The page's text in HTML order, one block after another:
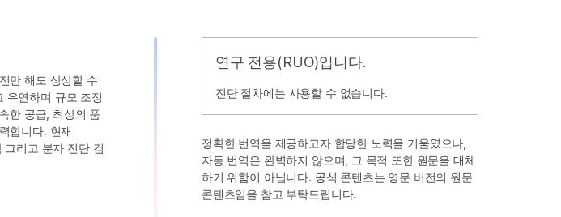
연구 전용(RUO)입니다.
진단 절차에는 사용할 수 없습니다.
정확한 번역을 제공하고자 합당한 노력을 기울였으나,
자동 번역은 완벽하지 않으며, 그 목적 또한 원문을 대체
하기 위함이 아닙니다. 공식 콘텐츠는 영문 버전의 원문
콘텐츠임을 참고 부탁드립니다.
만 해도 상상할 수
유연하며 규모 조정
한 공급, 최상의 품
합니다. 현재
그리고 분자 진단 검